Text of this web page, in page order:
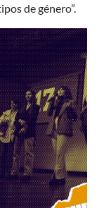
de género”.